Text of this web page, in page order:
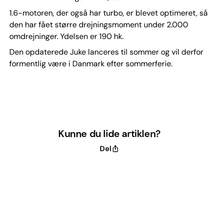
1.6-motoren, der også har turbo, er blevet optimeret, så
den har fået større drejningsmoment under 2.000
omdrejninger. Ydelsen er 190 hk.
Den opdaterede Juke lanceres til sommer og vil derfor
formentlig være i Danmark efter sommerferie.
Kunne du lide artiklen?
Del